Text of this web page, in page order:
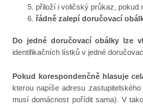
přiloží i voličský průkaz, pokud
řádně zalepí doručovací
Do jedné doručovací obálky lze
identifikačních lístků v jedné
Pokud korespondenčně hlasuje
kterou napíše adresu
musí domácnost pořídit sama). V